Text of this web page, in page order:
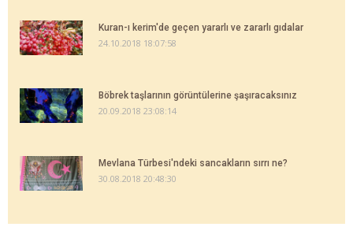
Kuran-ı kerim'de geçen yararlı ve zararlı gıdalar
24.10.2018 18:07:58
Böbrek taşlarının görüntülerine şaşıracaksınız
20.09.2018 23:08:14
Mevlana Türbesi'ndeki sancakların sırrı ne?
30.08.2018 20:48:30